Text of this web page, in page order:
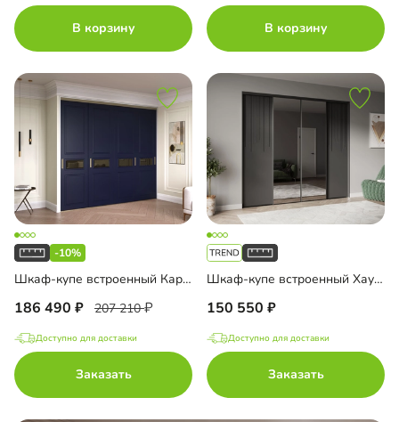
В корзину В корзину
-10%
Шкаф-купе встроенный Карини-4-7
186 490 207 210
Доступно для доставки
Заказать
Шкаф-купе встроенный Хаузен-4-5
150 550
Доступно для доставки
Заказать